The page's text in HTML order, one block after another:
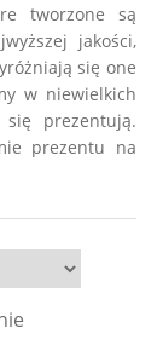
tworzone są
jakości,
się one
w niewielkich
się prezentują.
prezentu na